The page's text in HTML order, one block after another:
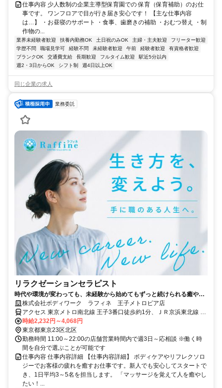
仕事内容 少人数制の企業主導型保育園での 保育（保育補助）のお仕
事です。 ワンフロアで目が行き届き安心です！ 【主な仕事内容
は…】 ・お昼寝のサポート ・食事、歯磨きの補助 ・おむつ替え ・制
作物の...
業界未経験者歓迎 扶養内勤務OK 土日祝のみOK 主婦・主夫歓迎
フリーター歓迎
学歴不問
職場見学可 経験不問 未経験者歓迎 午前 経験者歓迎
有資格者歓迎
ブランクOK
交通費支給 長期歓迎 フルタイム歓迎
駅近5分以内
週2・3日からOK
シフト制 週4日以上OK
同じ企業の求人
業務委託
リラクゼーションセラピスト
時代や環境が変わっても、未経験から始めてもずっと続けられる癒やし
の仕事。手に職を身につけて、生き方を変えよう。
株式会社ボディワーク ラフィネ 王子メトロピア店
アクセス 東京メトロ南北線 王子3番口徒歩約1分、ＪＲ京浜東北線 王
子北口徒歩約2分、都電荒川線 王子駅前北口(東)徒歩約3分 最寄駅：
王子駅
時給2,232円～4,068円
東京都東京23区北区
勤務時間 11:00～22:00の店舗営業時間内で週3日～応相談 ※働く時
間を自分で選ぶことが可能です
仕事内容 仕事内容詳細 【仕事内容詳細】 ボディケアやリフレクソロ
ジーでお客様の疲れを癒すお仕事です。新人でも安心してスタートで
き、1日平均3～5名を担当します。 「マッサージを覚えて人を癒やし
たい！...